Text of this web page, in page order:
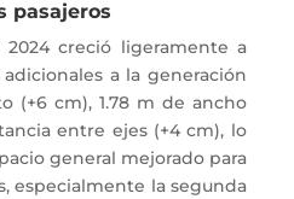
pasajeros
2024 creció ligeramente a
a la generación
(+6 cm), 1.78 m de ancho
entre ejes (+4 cm), lo
general mejorado para
especialmente la segunda